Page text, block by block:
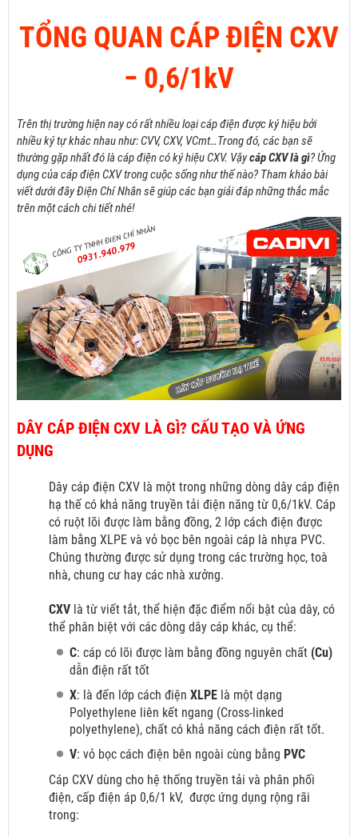
TỔNG QUAN CÁP ĐIỆN CXV
­− 0,6/1kV
Trên thị trường hiện nay có rất nhiều loại cáp điện được ký hiệu bởi
nhiềuký tự khác nhau như: CVV, CXV, VCmt…Trong đó, các bạn sẽ
thường gặp nhất đó là cáp điện có ký hiệu CXV. Vậycáp CXV là gì? Ứng
dụng của cáp điện CXV trong cuộc sống như thế nào? Tham khảo bài
viết dưới đây Điện Chí Nhân sẽ giúp các bạn giải đáp những thắc mắc
trên một cách chi tiết nhé!
DÂY CÁP ĐIỆN CXV LÀ GÌ? CẤU TẠO VÀ ỨNG
DỤNG
Dây cáp điện CXV là một trong những dòng dây cáp điện
hạ thế có khả năng truyền tải điện năng từ 0,6/1kV. Cáp
có ruột lõi được làm bằng đồng, 2 lớp cách điện được
làm bằng XLPE và vỏ bọc bên ngoài cáp là nhựa PVC.
Chúng thường được sử dụng trong các trường học, toà
nhà, chung cư hay các nhà xưởng.
CXV là từ viết tắt, thể hiện đặc điểm nổi bật của dây, có
thể phân biệt với các dòng dây cáp khác, cụ thể:
C: cáp có lõi được làm bằng đồng nguyên chất (Cu)
dẫn điện rất tốt
X: là đến lớp cách điện XLPE là một dạng
Polyethylene liên kết ngang (Cross-linked
polyethylene), chất có khả năng cách điện rất tốt.
V: vỏ bọc cách điện bên ngoài cùng bằng PVC
Cáp CXV dùng cho hệ thống truyền tải và phân phối
điện, cấp điện áp 0,6/1 kV, được ứng dụng rộng rãi
trong: